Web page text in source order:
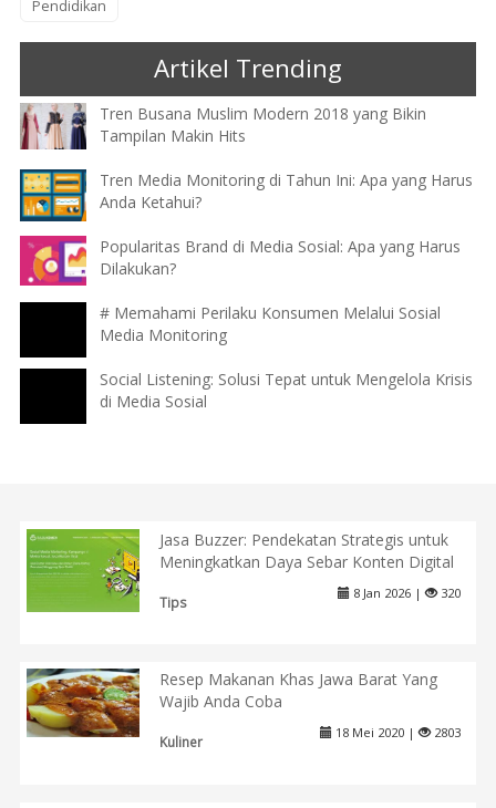
Pendidikan
Artikel Trending
Tren Busana Muslim Modern 2018 yang Bikin
Tampilan Makin Hits
Tren Media Monitoring di Tahun Ini: Apa yang Harus
Anda Ketahui?
Popularitas Brand di Media Sosial: Apa yang Harus
Dilakukan?
# Memahami Perilaku Konsumen Melalui Sosial
Media Monitoring
Social Listening: Solusi Tepat untuk Mengelola Krisis
di Media Sosial
Jasa Buzzer: Pendekatan Strategis untuk
Meningkatkan Daya Sebar Konten Digital
Tips
8 Jan 2026 | 320
Resep Makanan Khas Jawa Barat Yang
Wajib Anda Coba
Kuliner
18 Mei 2020 | 2803